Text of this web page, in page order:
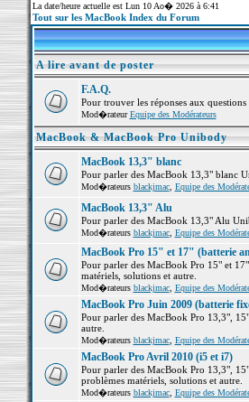
La date/heure actuelle est Lun 10 Ao� 2026 à 6:41
Tout sur les MacBook Index du Forum
A lire avant de poster
F.A.Q.
Pour trouver les réponses aux
Mod�rateurEquipe des Modérateurs
MacBook & MacBook Pro Unibody
MacBook 13,3" blanc
Pour parler des MacBook 13,3" blanc
Mod�rateurs blackjmac, Equipe des
MacBook 13,3" Alu
Pour parler des MacBook 13,3" Alu
Mod�rateurs blackjmac, Equipe des
MacBook Pro 15" et 17" (batterie
Pour parler des MacBook Pro 15" et
matériels, solutions et autre.
Mod�rateurs blackjmac, Equipe des
MacBook Pro Juin 2009 (batterie
Pour parler des MacBook Pro 13,3",
autre.
Mod�rateurs blackjmac, Equipe des
MacBook Pro Avril 2010 (i5 et i7)
Pour parler des MacBook Pro 13,3",
problèmes matériels, solutions et autre.
Mod�rateurs blackjmac, Equipe des